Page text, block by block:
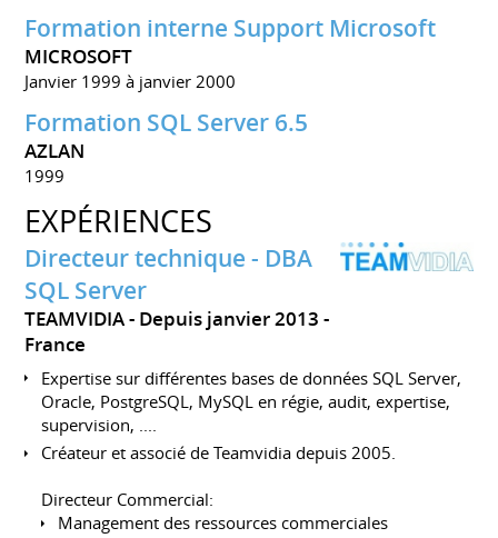
Formation interne Support Microsoft
MICROSOFT
Janvier 1999 à janvier 2000
Formation SQL Server 6.5
AZLAN
1999
EXPÉRIENCES
Directeur technique - DBA
SQL Server
TEAMVIDIA
Depuis janvier 2013
France
Expertise sur différentes bases de données SQL Server,
Oracle, PostgreSQL, MySQL en régie, audit, expertise,
supervision, ....
Créateur et associé de Teamvidia depuis 2005.
Directeur Commercial:
Management des ressources commerciales